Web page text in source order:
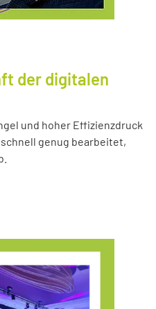
der digitalen
und hoher Effizienzdruck
genug bearbeitet,